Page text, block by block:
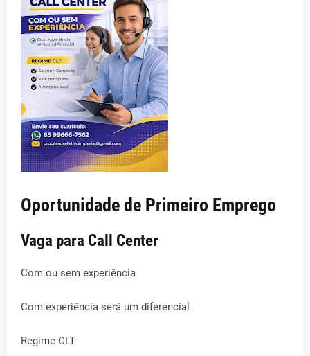
Oportunidade de Primeiro Emprego
Vaga para Call Center
Com ou sem experiência
Com experiência será um diferencial
Regime CLT